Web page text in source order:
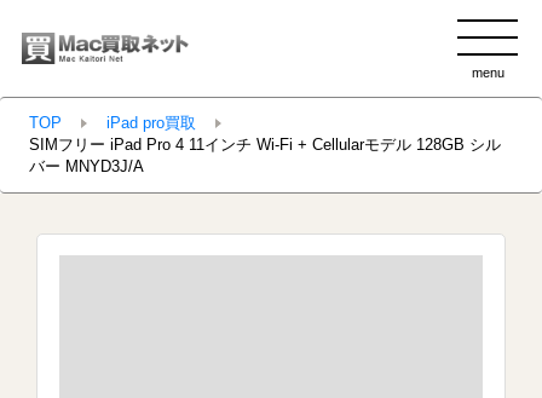
menu
TOP
iPad pro買取
SIMフリー iPad Pro 4 11インチ Wi-Fi + Cellularモデル 128GB シル
バー MNYD3J/A